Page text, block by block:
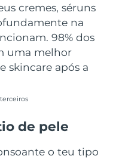
cremes, séruns
na
98% dos
uma melhor
skincare após a
de pele
o teu tipo